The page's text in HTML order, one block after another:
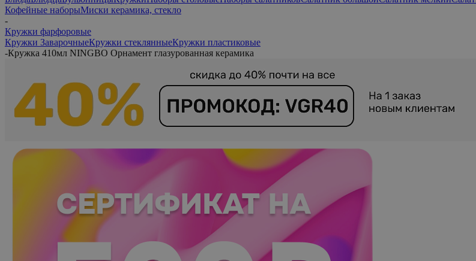
Кофейные наборыМиски керамика, стекло
-
Кружки фарфоровые
Кружки ЗаварочныеКружки стеклянныеКружки пластиковые
-Кружка 410мл NINGBO Орнамент глазурованная керамика